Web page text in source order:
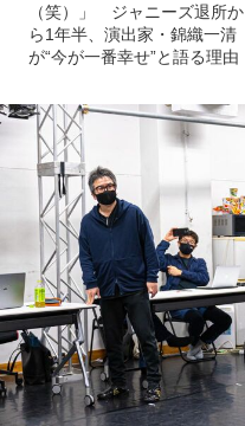
（笑）」 ジャニーズ退所か
ら1年半、演出家・錦織一清
が“今が一番幸せ”と語る理由